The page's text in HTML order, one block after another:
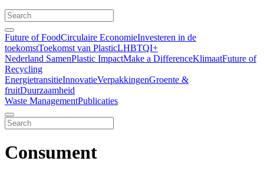
Future of FoodCirculaire EconomieInvesteren in de
toekomstToekomst van PlasticLHBTQI+
Nederland SamenPlastic ImpactMake a DifferenceKlimaatFuture of
Recycling
EnergietransitieInnovatieVerpakkingenGroente &
fruitDuurzaamheid
Waste ManagementPublicaties
Consument